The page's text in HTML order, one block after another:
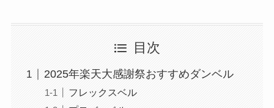
目次
2025年楽天大感謝祭おすすめダンベル
フレックスベル